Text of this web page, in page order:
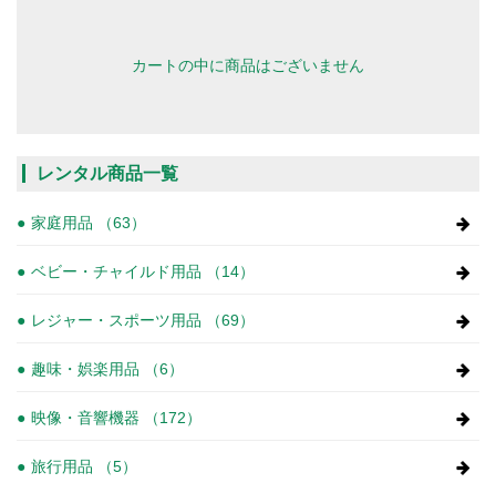
カートの中に商品はございません
レンタル商品一覧
家庭用品 （63）
ベビー・チャイルド用品 （14）
レジャー・スポーツ用品 （69）
趣味・娯楽用品 （6）
映像・音響機器 （172）
旅行用品 （5）